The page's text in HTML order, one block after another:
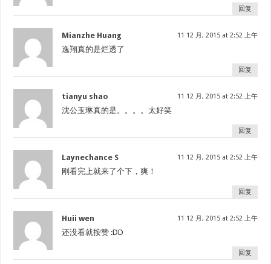
回复
Mianzhe Huang 11 12 月, 2015 at 2:52 上午
逸翔真的是烂透了
回复
tianyu shao 11 12 月, 2015 at 2:52 上午
沈公玉琳真的是。。。。太好笑
回复
Laynechance S 11 12 月, 2015 at 2:52 上午
刚看完上就来了个下，爽！
回复
Huii wen 11 12 月, 2015 at 2:52 上午
还没看就按赞 :DD
回复